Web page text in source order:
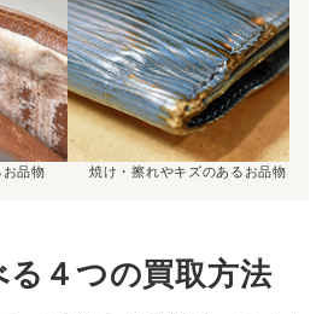
品物 焼け・擦れやキズのあるお品物
る４つの買取方法